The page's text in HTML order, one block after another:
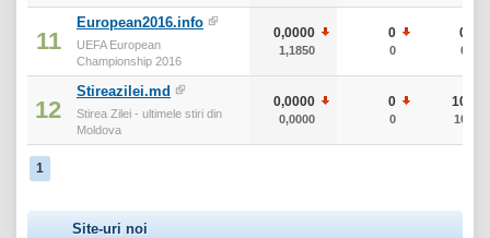
11
European2016.info
UEFA European
Championship 2016
0,0000
1,1850
0
0
0
0
12
Stireazilei.md
Stirea Zilei - ultimele stiri din
Moldova
0,0000
0,0000
0
0
10
10
1
Site-uri noi